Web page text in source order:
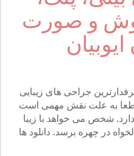
و صورت
جراحی های زیبایی
به علت نقش مهمی است
شخص می خواهد با زیبا
در چهره برسد. دانلود ها